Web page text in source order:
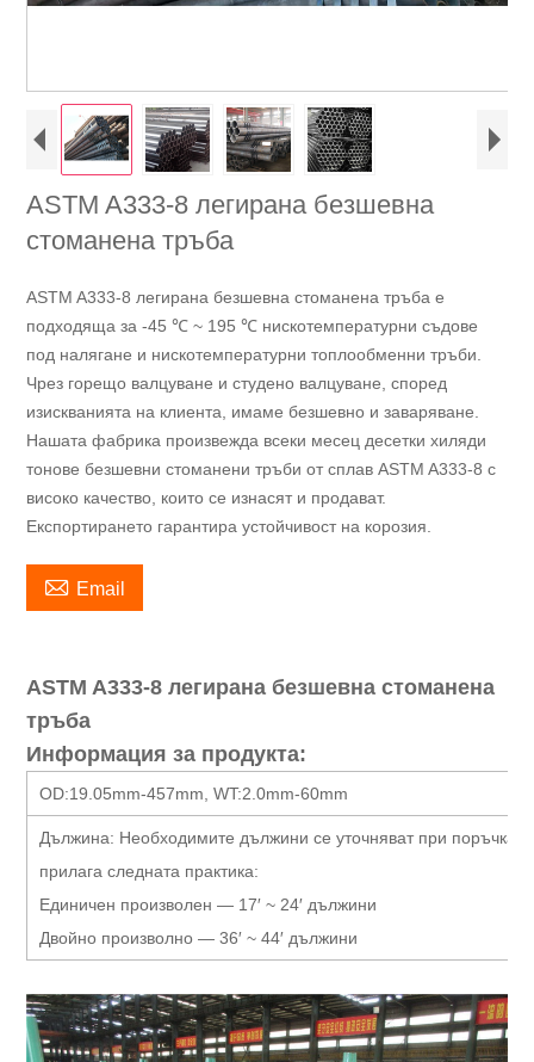
ASTM A333-8 легирана безшевна
стоманена тръба
ASTM A333-8 легирана безшевна стоманена тръба е
подходяща за -45 ℃ ~ 195 ℃ нискотемпературни съдове
под налягане и нискотемпературни топлообменни тръби.
Чрез горещо валцуване и студено валцуване, според
изискванията на клиента, имаме безшевно и заваряване.
Нашата фабрика произвежда всеки месец десетки хиляди
тонове безшевни стоманени тръби от сплав ASTM A333-8 с
високо качество, които се изнасят и продават.
Експортирането гарантира устойчивост на корозия.
 Email
ASTM A333-8 легирана безшевна стоманена
тръба
Информация за продукта:
OD:19.05mm-457mm, WT:2.0mm-60mm
Дължина: Необходимите дължини се уточняват при поръчка.
прилага следната практика:
Единичен произволен — 17′ ~ 24′ дължини
Двойно произволно — 36′ ~ 44′ дължини